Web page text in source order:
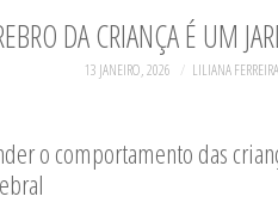
DA CRIANÇA É UM
13 JANEIRO, 2026 LILIANA FERREIRA
o comportamento das